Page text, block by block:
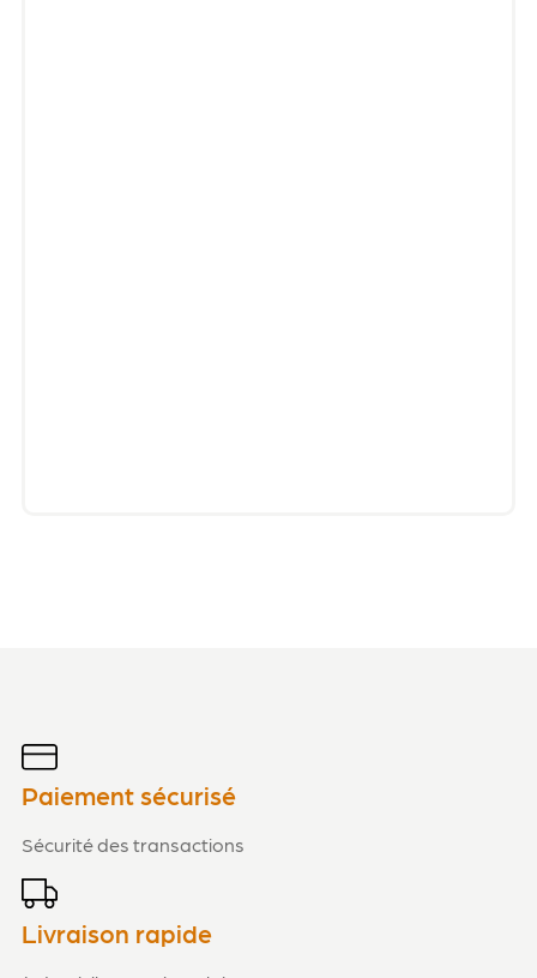
Paiement sécurisé
Sécurité des transactions
Livraison rapide